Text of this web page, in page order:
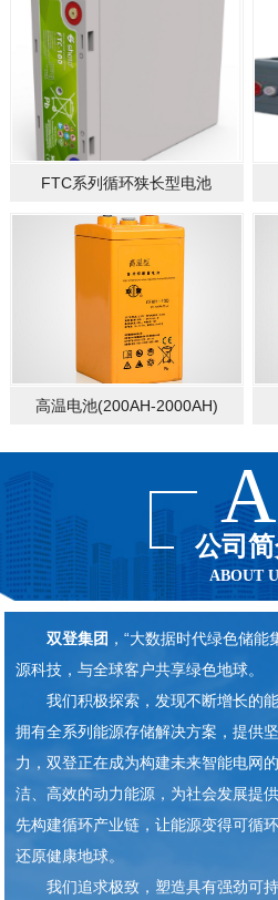
FTC系列循环狭长型电池
高温电池(200AH-2000AH)
A
公司
ABOUT
双登集团 ，“大数据时代绿色储
源科技，与全球客户共享绿色地球。
我们积极探索，发现不断增长的
拥有全系列能源存储解决方案，提供
力，双登正在成为构建未来智能电网
洁、高效的动力能源，为社会发展提
先构建循环产业链，让能源变得可循
还原健康地球。
我们追求极致，塑造具有强劲可